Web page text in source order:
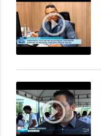
play_circle_outline
play_circle_outline